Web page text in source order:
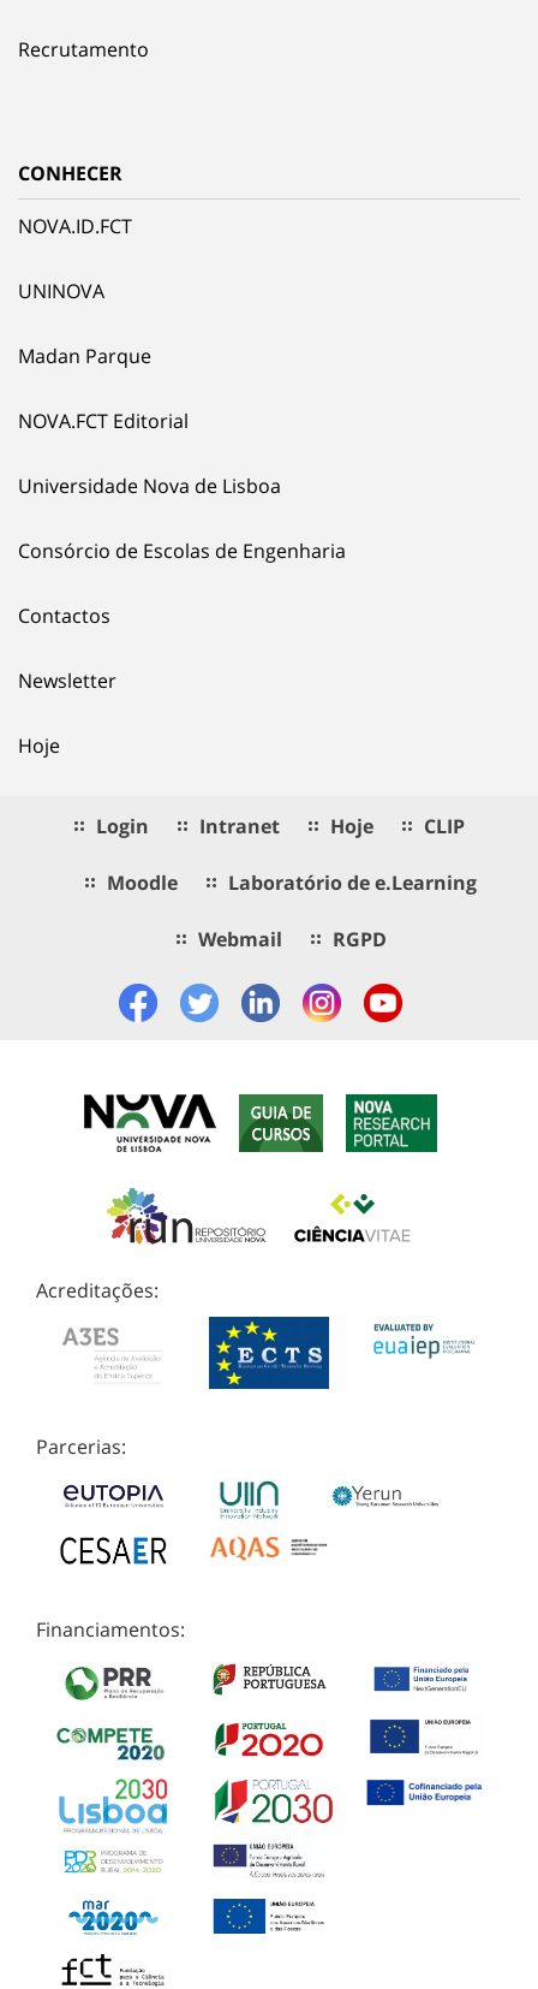
Recrutamento
CONHECER
NOVA.ID.FCT
UNINOVA
Madan Parque
NOVA.FCT Editorial
Universidade Nova de Lisboa
Consórcio de Escolas de Engenharia
Contactos
Newsletter
Hoje
Login Intranet Hoje CLIP
Moodle Laboratório de e.Learning
Webmail RGPD
Acreditações:
Parcerias:
Financiamentos: